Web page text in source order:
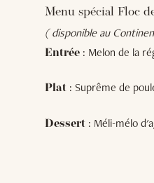
Menu spécial Floc
( disponible au
Entrée : Melon de la
Plat : Suprême de
Dessert : Méli-mélo